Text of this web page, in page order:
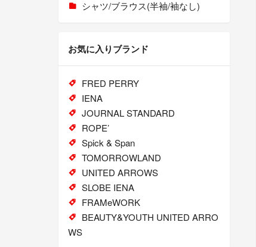
シャツ/ブラウス(半袖/袖なし)
お気に入りブランド
FRED PERRY
IENA
JOURNAL STANDARD
ROPE’
Spick & Span
TOMORROWLAND
UNITED ARROWS
SLOBE IENA
FRAMeWORK
BEAUTY&YOUTH UNITED ARRO
WS